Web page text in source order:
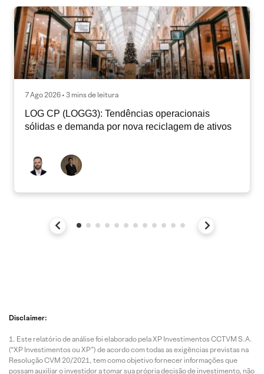
7 Ago 2026 • 3 mins de leitura
LOG CP (LOGG3): Tendências operacionais
sólidas e demanda por nova reciclagem de ativos
Disclaimer:
Este relatório de análise foi elaborado pela XP Investimentos CCTVM S.A.
(“XP Investimentos ou XP”) de acordo com todas as exigências previstas na
Resolução CVM 20/2021, tem como objetivo fornecer informações que
possam auxiliar o investidor a tomar sua própria decisão de investimento, não